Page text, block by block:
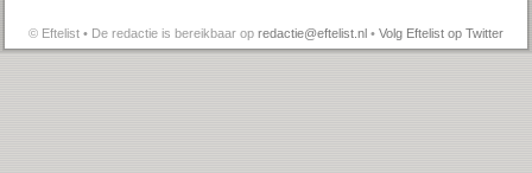
© Eftelist • De redactie is bereikbaar op redactie@eftelist.nl • Volg Eftelist op Twitter